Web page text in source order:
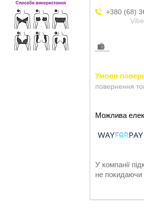
+380 (68)
повернення
У компанії
не покидаючи